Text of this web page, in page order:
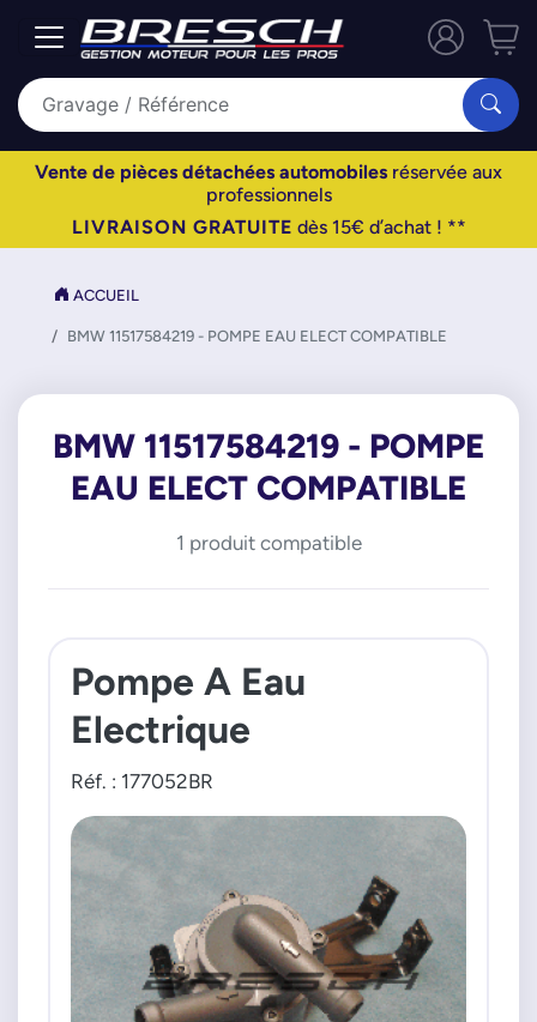
Vente de pièces détachées automobiles réservée aux
professionnels
LIVRAISON GRATUITE dès 15€ d’achat ! **
ACCUEIL
BMW 11517584219 - POMPE EAU ELECT COMPATIBLE
BMW 11517584219 - POMPE
EAU ELECT COMPATIBLE
1 produit compatible
Pompe A Eau
Electrique
Réf. : 177052BR